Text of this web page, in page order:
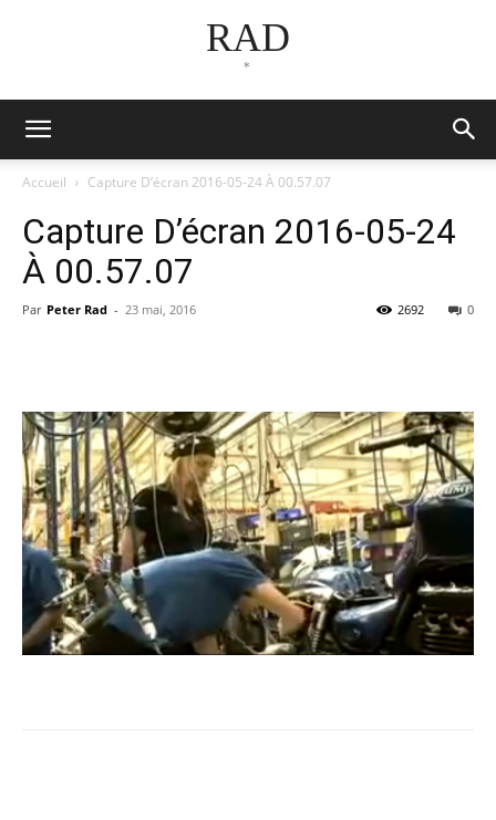
RAD
*
Accueil Capture D’écran 2016-05-24 À 00.57.07
Capture D’écran 2016-05-24
À 00.57.07
Par Peter Rad - 23 mai, 2016 0
2692